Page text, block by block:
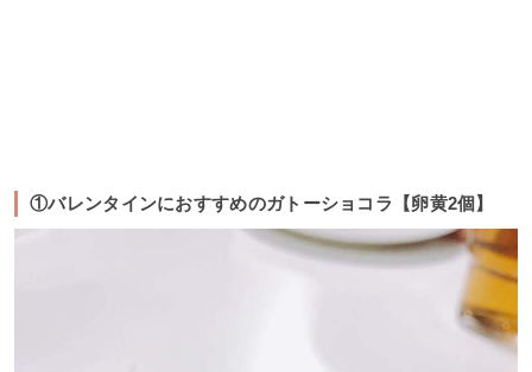
①バレンタインにおすすめのガトーショコラ【卵黄2個】